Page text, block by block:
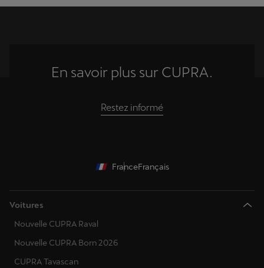
En savoir plus sur CUPRA.
Restez informé
FranceFrançais
Voitures
Nouvelle CUPRA Raval
Nouvelle CUPRA Born 2026
CUPRA Tavascan